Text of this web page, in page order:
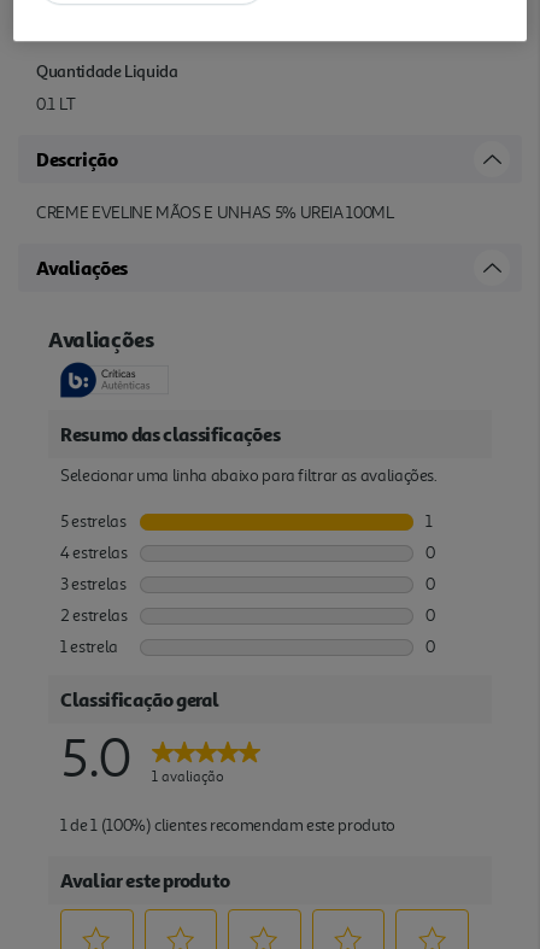
Quantidade Liquida
0.1 LT
Descrição
CREME EVELINE MÃOS E UNHAS 5% UREIA 100ML
Avaliações